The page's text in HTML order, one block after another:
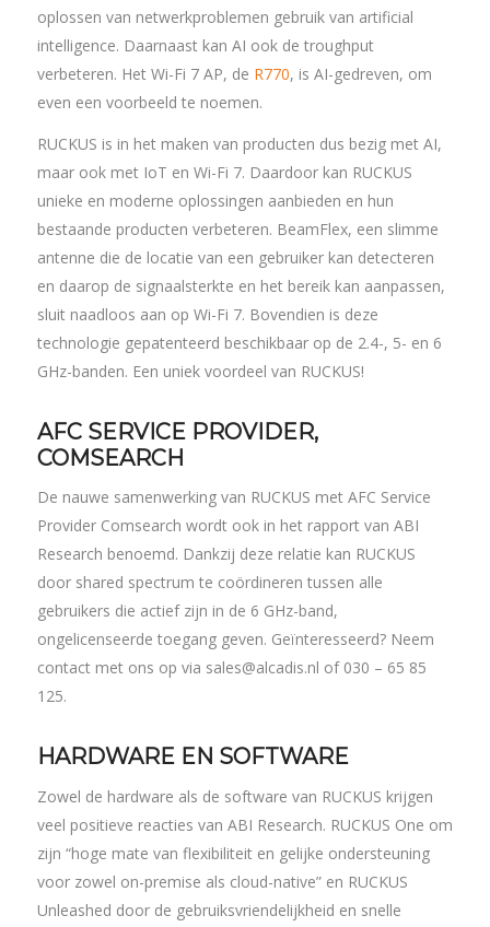
oplossen van netwerkproblemen gebruik van artificial
intelligence. Daarnaast kan AI ook de troughput
verbeteren. Het Wi-Fi 7 AP, de R770, is AI-gedreven, om
even een voorbeeld te noemen.
RUCKUS is in het maken van producten dus bezig met AI,
maar ook met IoT en Wi-Fi 7. Daardoor kan RUCKUS
unieke en moderne oplossingen aanbieden en hun
bestaande producten verbeteren. BeamFlex, een slimme
antenne die de locatie van een gebruiker kan detecteren
en daarop de signaalsterkte en het bereik kan aanpassen,
sluit naadloos aan op Wi-Fi 7. Bovendien is deze
technologie gepatenteerd beschikbaar op de 2.4-, 5- en 6
GHz-banden. Een uniek voordeel van RUCKUS!
AFC SERVICE PROVIDER,
COMSEARCH
De nauwe samenwerking van RUCKUS met AFC Service
Provider Comsearch wordt ook in het rapport van ABI
Research benoemd. Dankzij deze relatie kan RUCKUS
door shared spectrum te coördineren tussen alle
gebruikers die actief zijn in de 6 GHz-band,
ongelicenseerde toegang geven. Geïnteresseerd? Neem
contact met ons op via sales@alcadis.nl of 030 – 65 85
125.
HARDWARE EN SOFTWARE
Zowel de hardware als de software van RUCKUS krijgen
veel positieve reacties van ABI Research. RUCKUS One om
zijn “hoge mate van flexibiliteit en gelijke ondersteuning
voor zowel on-premise als cloud-native” en RUCKUS
Unleashed door de gebruiksvriendelijkheid en snelle